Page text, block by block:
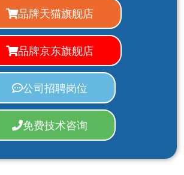
品牌天猫旗舰店
品牌京东旗舰店
公司招聘岗位
免费技术咨询